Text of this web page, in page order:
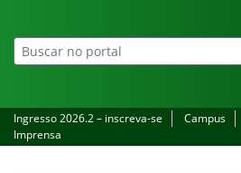
Ingresso 2026.2 – inscreva-se Campus
Imprensa